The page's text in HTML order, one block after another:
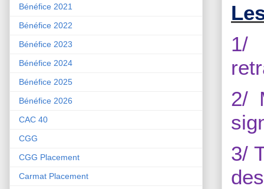
1/
2/
3/
Bénéfice 2021
Bénéfice 2022
Bénéfice 2023
Bénéfice 2024
Bénéfice 2025
Bénéfice 2026
CAC 40
CGG
CGG Placement
Carmat Placement